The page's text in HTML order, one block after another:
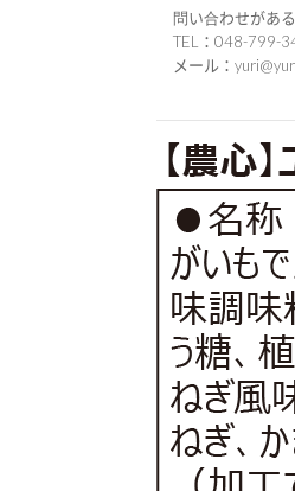
問い合わせがあ
TEL：048-799-
メール：